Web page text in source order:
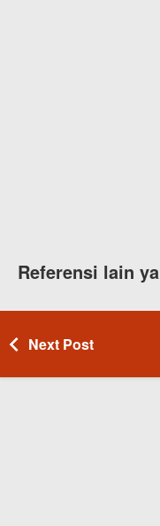
Referensi lain
Next Post